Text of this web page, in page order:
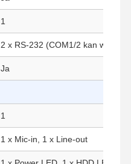
1
2 x RS-232 (COM1/2 kan
Ja
1
1 x Mic-in, 1 x Line-out